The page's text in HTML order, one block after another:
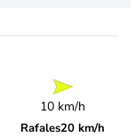
10 km/h
Rafales20 km/h